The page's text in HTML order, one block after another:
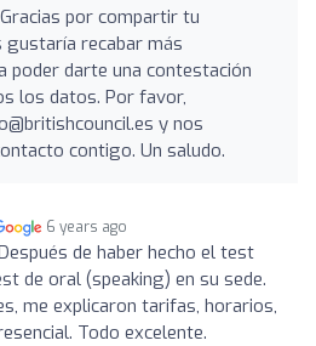
por compartir tu
gustaría recabar más
poder darte una contestación
los datos. Por favor,
y nos
contigo. Un saludo.
6 years ago
de haber hecho el test
de oral (speaking) en su sede.
me explicaron tarifas, horarios,
Todo excelente.